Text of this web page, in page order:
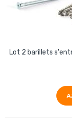
Lot 2 barillets